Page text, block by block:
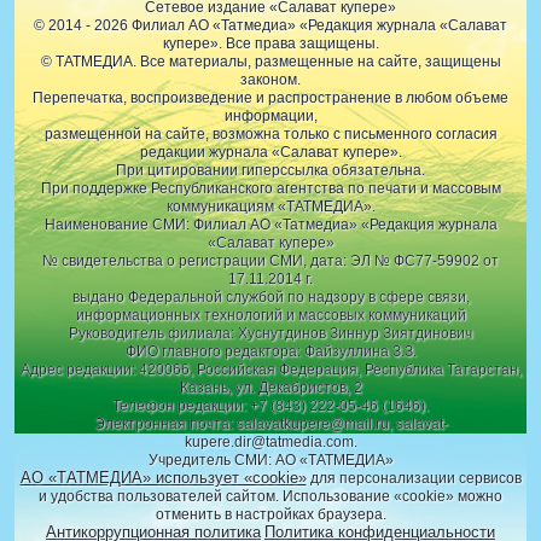
Сетевое издание «Салават купере»
© 2014 - 2026 Филиал АО «Татмедиа» «Редакция журнала «Салават
купере». Все права защищены.
© ТАТМЕДИА. Все материалы, размещенные на сайте, защищены
законом.
Перепечатка, воспроизведение и распространение в любом объеме
информации,
размещенной на сайте, возможна только с письменного согласия
редакции журнала «Салават купере».
При цитировании гиперссылка обязательна.
При поддержке Республиканского агентства по печати и массовым
коммуникациям «ТАТМЕДИА».
Наименование СМИ: Филиал АО «Татмедиа» «Редакция журнала
«Салават купере»
№ свидетельства о регистрации СМИ, дата: ЭЛ № ФС77-59902 от
17.11.2014 г.
выдано Федеральной службой по надзору в сфере связи,
информационных технологий и массовых коммуникаций
Руководитель филиала: Хуснутдинов Зиннур Зиятдинович
ФИО главного редактора: Файзуллина З.З.
Адрес редакции: 420066, Российская Федерация, Республика Татарстан,
Казань, ул. Декабристов, 2
Телефон редакции: +7 (843) 222-05-46 (1646).
Электронная почта: salavatkupere@mail.ru, salavat-
kupere.dir@tatmedia.com.
Учредитель СМИ: АО «ТАТМЕДИА»
АО «ТАТМЕДИА» использует «cookie»для персонализации сервисов
и удобства пользователей сайтом. Использование «cookie» можно
отменить в настройках браузера.
Антикоррупционная политика Политика конфиденциальности